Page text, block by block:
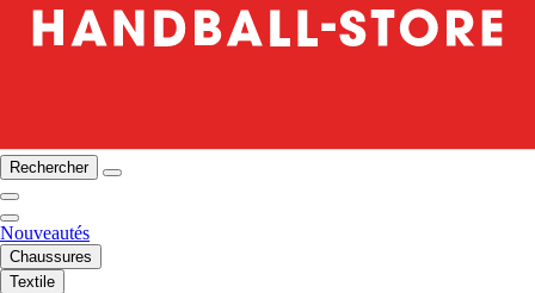
Rechercher
Nouveautés
Chaussures
Textile